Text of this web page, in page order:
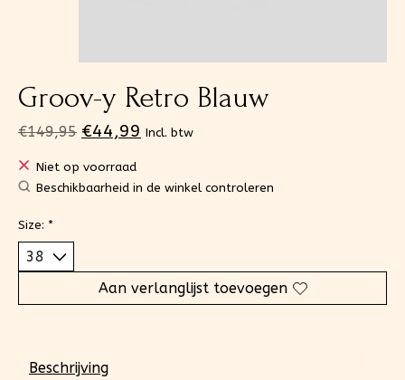
Groov-y Retro Blauw
€149,95 €44,99 Incl. btw
Niet op voorraad
Beschikbaarheid in de winkel controleren
Size: *
Aan verlanglijst toevoegen
Beschrijving